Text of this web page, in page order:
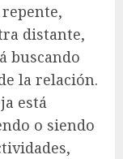
distante,
buscando
la relación.
está
o siendo